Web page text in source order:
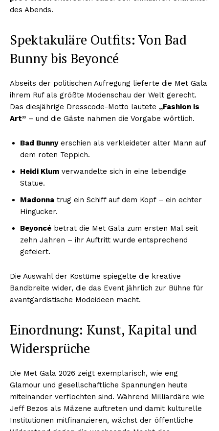
des Abends.
Spektakuläre Outfits: Von Bad
Bunny bis Beyoncé
Abseits der politischen Aufregung lieferte die Met Gala
ihrem Ruf als größte Modenschau der Welt gerecht.
Das diesjährige Dresscode-Motto lautete „Fashion is
Art” – und die Gäste nahmen die Vorgabe wörtlich.
Bad Bunnyerschien als verkleideter alter Mann auf
dem roten Teppich.
Heidi Klum verwandelte sich in eine lebendige
Statue.
Madonna trug ein Schiff auf dem Kopf – ein echter
Hingucker.
Beyoncé betrat die Met Gala zum ersten Mal seit
zehn Jahren – ihr Auftritt wurde entsprechend
gefeiert.
Die Auswahl der Kostüme spiegelte die kreative
Bandbreite wider, die das Event jährlich zur Bühne für
avantgardistische Modeideen macht.
Einordnung: Kunst, Kapital und
Widersprüche
Die Met Gala 2026 zeigt exemplarisch, wie eng
Glamour und gesellschaftliche Spannungen heute
miteinander verflochten sind. Während Milliardäre wie
Jeff Bezos als Mäzene auftreten und damit kulturelle
Institutionen mitfinanzieren, wächst der öffentliche